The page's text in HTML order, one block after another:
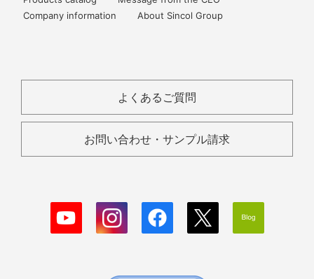
Company information
About Sincol Group
よくあるご質問
お問い合わせ・サンプル請求